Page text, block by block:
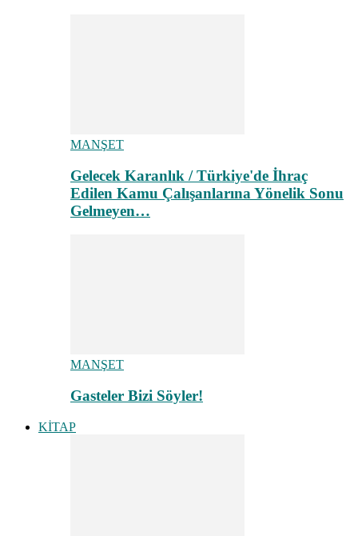
MANŞET
Gelecek Karanlık / Türkiye'de İhraç
Edilen Kamu Çalışanlarına Yönelik Sonu
Gelmeyen…
MANŞET
Gasteler Bizi Söyler!
KİTAP